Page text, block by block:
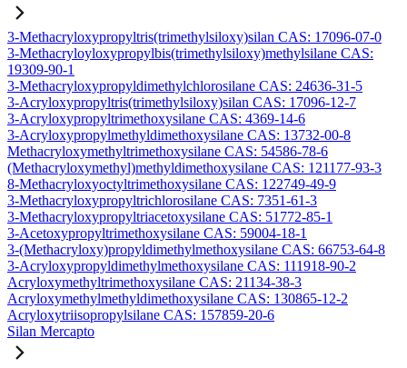
3-Methacryloxypropyltris(trimethylsiloxy)silan CAS: 17096-07-0
3-Methacryloyloxypropylbis(trimethylsiloxy)methylsilane CAS:
19309-90-1
3-Methacryloxypropyldimethylchlorosilane CAS: 24636-31-5
3-Acryloxypropyltris(trimethylsiloxy)silan CAS: 17096-12-7
3-Acryloxypropyltrimethoxysilane CAS: 4369-14-6
3-Acryloxypropylmethyldimethoxysilane CAS: 13732-00-8
Methacryloxymethyltrimethoxysilane CAS: 54586-78-6
(Methacryloxymethyl)methyldimethoxysilane CAS: 121177-93-3
8-Methacryloxyoctyltrimethoxysilane CAS: 122749-49-9
3-Methacryloxypropyltrichlorosilane CAS: 7351-61-3
3-Methacryloxypropyltriacetoxysilane CAS: 51772-85-1
3-Acetoxypropyltrimethoxysilane CAS: 59004-18-1
3-(Methacryloxy)propyldimethylmethoxysilane CAS: 66753-64-8
3-Acryloxypropyldimethylmethoxysilane CAS: 111918-90-2
Acryloxymethyltrimethoxysilane CAS: 21134-38-3
Acryloxymethylmethyldimethoxysilane CAS: 130865-12-2
Acryloxytriisopropylsilane CAS: 157859-20-6
Silan Mercapto